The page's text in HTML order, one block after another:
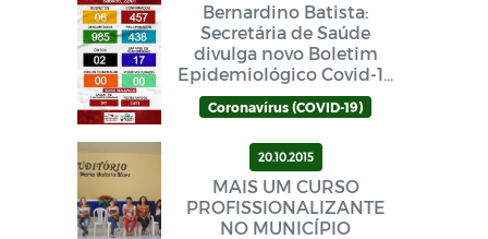
Bernardino Batista:
Secretária de Saúde
divulga novo Boletim
Epidemiológico Covid-19
neste sábado (22/01)
Coronavírus (COVID-19)
20.10.2015
MAIS UM CURSO
PROFISSIONALIZANTE
NO MUNICÍPIO